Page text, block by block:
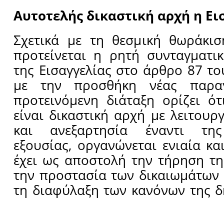
Αυτοτελής δικαστική αρχή η
Σχετικά με τη θεσμική
προτείνεται η ρητή
της Εισαγγελίας στο άρθρο 87
με την προσθήκη νέας
προτεινόμενη διάταξη ορίζει
είναι δικαστική αρχή με
και ανεξαρτησία έναντι της
εξουσίας, οργανώνεται ενιαία
έχει ως αποστολή την τήρηση
την προστασία των δικαιωμάτων
τη διαφύλαξη των κανόνων της